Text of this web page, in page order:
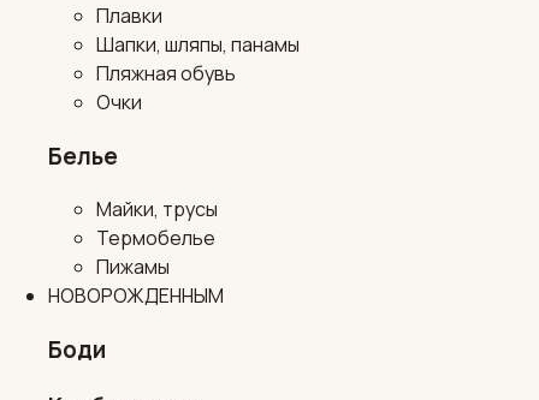
Плавки
Шапки, шляпы, панамы
Пляжная обувь
Очки
Белье
Майки, трусы
Термобелье
Пижамы
НОВОРОЖДЕННЫМ
Боди